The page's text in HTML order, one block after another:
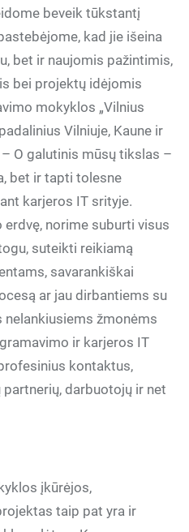
beveik tūkstantį
kad jie išeina
bet ir naujomis pažintimis,
bei projektų idėjomis
mokyklos „Vilnius
Vilniuje, Kaune ir
O galutinis mūsų tikslas –
bet ir tapti tolesne
karjeros IT srityje.
norime suburti visus
suteikti reikiamą
savarankiškai
ar jau dirbantiems su
žmonėms
ir karjeros IT
kontaktus,
darbuotojų ir net
įkūrėjos,
taip pat yra ir